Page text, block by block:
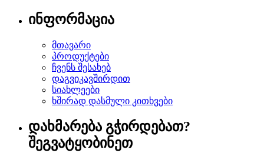
ინფორმაცია
მთავარი
პროდუქტები
ჩვენს შესახებ
დაგვიკავშირდით
სიახლეები
ხშირად დასმული კითხვები
დახმარება გჭირდებათ?
შეგვატყობინეთ